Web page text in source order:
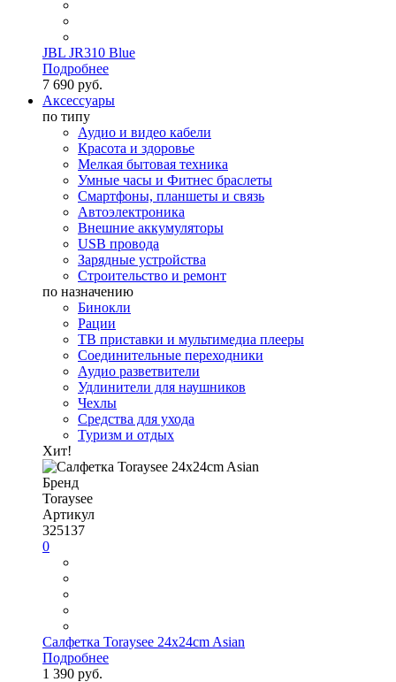
JBL JR310 Blue
Подробнее
7 690 руб.
Аксессуары
по типу
Аудио и видео кабели
Красота и здоровье
Мелкая бытовая техника
Умные часы и Фитнес браслеты
Смартфоны, планшеты и связь
Автоэлектроника
Внешние аккумуляторы
USB провода
Зарядные устройства
Строительство и ремонт
по назначению
Бинокли
Рации
ТВ приставки и мультимедиа плееры
Соединительные переходники
Аудио разветвители
Удлинители для наушников
Чехлы
Средства для ухода
Туризм и отдых
Хит!
Бренд
Toraysee
Артикул
325137
0
Салфетка Toraysee 24x24cm Asian
Подробнее
1 390 руб.